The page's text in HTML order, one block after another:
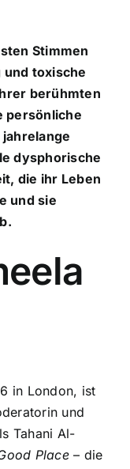
Stimmen
und toxische
berühmten
persönliche
dysphorische
die ihr Leben
und sie
in London, ist
und
Tahani Al-
Place– die